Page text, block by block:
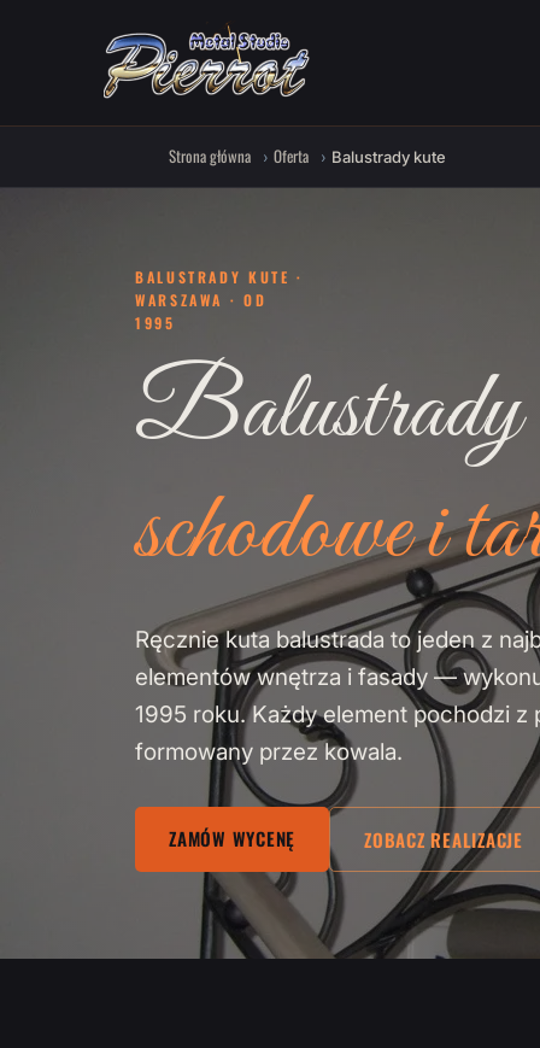
Strona główna Oferta Balustrady kute
BALUSTRADY KUTE ·
WARSZAWA · OD
1995
Balustrady
schodowe i
Ręcznie kuta balustrada to jeden z
elementów wnętrza i fasady —
1995 roku. Każdy element pochodzi z
formowany przez kowala.
ZAMÓW WYCENĘ ZOBACZ REALIZACJE